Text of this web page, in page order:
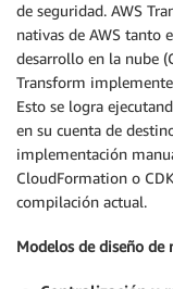
de seguridad. AWS
nativas de AWS tanto
desarrollo en la nube
Transform
Esto se logra
en su cuenta de
implementación
CloudFormation o
compilación actual.
Modelos de diseño de